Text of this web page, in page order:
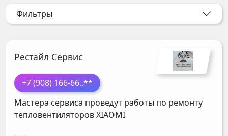
Фильтры
Рестайл Сервис
+7 (908) 166-66..**
Мастера сервиса проведут работы по ремонту
тепловентиляторовXIAOMI